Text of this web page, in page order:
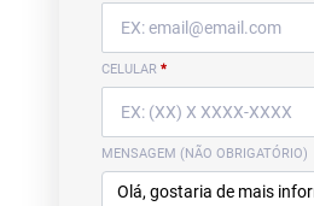
CELULAR *
MENSAGEM (NÃO OBRIGATÓRIO)